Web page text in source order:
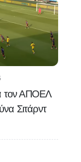
τον ΑΠΟΕΛ
Σιτάρντ